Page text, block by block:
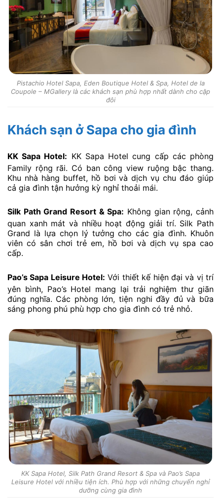
Pistachio Hotel Sapa, Eden Boutique Hotel & Spa, Hotel de la
Coupole – MGallery là các khách sạn phù hợp nhất dành cho cặp
đôi
Khách sạn ở Sapa cho gia đình
KK Sapa Hotel: KK Sapa Hotel cung cấp các phòng
Family rộng rãi. Có ban công view ruộng bậc thang.
Khu nhà hàng buffet, hồ bơi và dịch vụ chu đáo giúp
cả gia đình tận hưởng kỳ nghỉ thoải mái.
Silk Path Grand Resort & Spa: Không gian rộng, cảnh
quan xanh mát và nhiều hoạt động giải trí. Silk Path
Grand là lựa chọn lý tưởng cho các gia đình. Khuôn
viên có sân chơi trẻ em, hồ bơi và dịch vụ spa cao
cấp.
Pao’s Sapa Leisure Hotel: Với thiết kế hiện đại và vị trí
yên bình, Pao’s Hotel mang lại trải nghiệm thư giãn
đúng nghĩa. Các phòng lớn, tiện nghi đầy đủ và bữa
sáng phong phú phù hợp cho gia đình có trẻ nhỏ.
KK Sapa Hotel, Silk Path Grand Resort & Spa và Pao’s Sapa
Leisure Hotel với nhiều tiện ích. Phù hợp với những chuyến nghỉ
dưỡng cùng gia đình